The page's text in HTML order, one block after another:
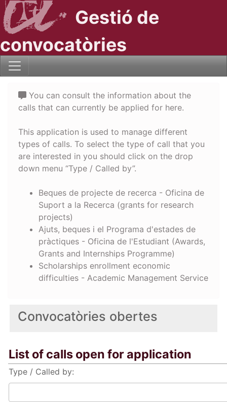
Gestió de
convocatòries
Convocatòries obertes
List of calls open for application
Type / Called by:
You can consult the information about the
calls that can currently be applied for here.
This application is used to manage different
types of calls. To select the type of call that you
are interested in you should click on the drop
down menu “Type / Called by”.
Beques de projecte de recerca - Oficina de
Suport a la Recerca (grants for research
projects)
Ajuts, beques i el Programa d'estades de
pràctiques - Oficina de l'Estudiant (Awards,
Grants and Internships Programme)
Scholarships enrollment economic
difficulties - Academic Management Service